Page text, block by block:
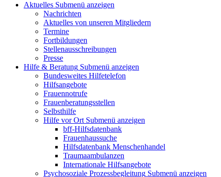
Aktuelles Submenü anzeigen
Nachrichten
Aktuelles von unseren Mitgliedern
Termine
Fortbildungen
Stellenausschreibungen
Presse
Hilfe & Beratung Submenü anzeigen
Bundesweites Hilfetelefon
Hilfsangebote
Frauennotrufe
Frauenberatungsstellen
Selbsthilfe
Hilfe vor Ort Submenü anzeigen
bff-Hilfsdatenbank
Frauenhaussuche
Hilfsdatenbank Menschenhandel
Traumaambulanzen
Internationale Hilfsangebote
Psychosoziale Prozessbegleitung Submenü anzeigen